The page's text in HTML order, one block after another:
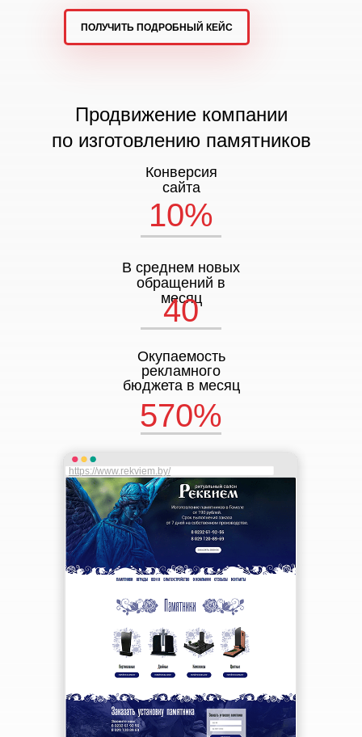
ПОЛУЧИТЬ ПОДРОБНЫЙ КЕЙС
10%
Конверсия
сайта
Продвижение компании
по изготовлению памятников
В среднем новых
обращений в
месяц
40
Окупаемость
рекламного
бюджета в месяц
570%
https://www.rekviem.by/